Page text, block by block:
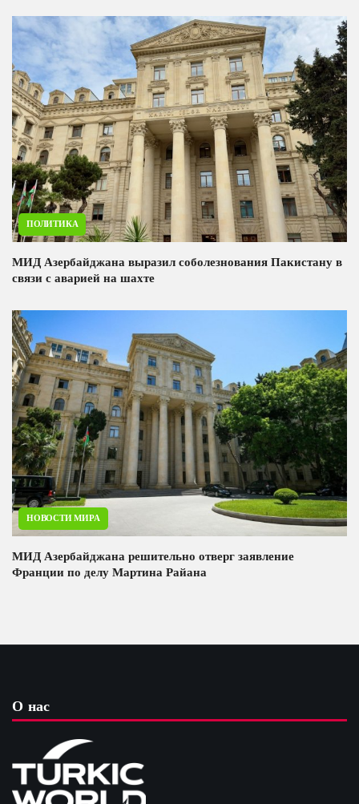
ПОЛИТИКА
МИД Азербайджана выразил соболезнования Пакистану в
связи с аварией на шахте
НОВОСТИ МИРА
МИД Азербайджана решительно отверг заявление
Франции по делу Мартина Райана
О нас